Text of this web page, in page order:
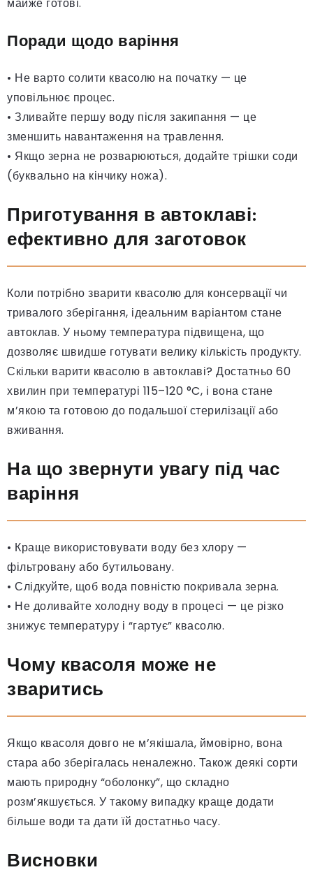
Поради щодо варіння
• Не варто солити квасолю на початку — це
уповільнює процес.
• Зливайте першу воду після закипання — це
зменшить навантаження на травлення.
• Якщо зерна не розварюються, додайте трішки соди
(буквально на кінчику ножа).
Приготування в автоклаві:
ефективно для заготовок
Коли потрібно зварити квасолю для консервації чи
тривалого зберігання, ідеальним варіантом стане
автоклав. У ньому температура підвищена, що
дозволяє швидше готувати велику кількість продукту.
Скільки варити квасолю в автоклаві? Достатньо 60
хвилин при температурі 115–120 °C, і вона стане
м’якою та готовою до подальшої стерилізації або
вживання.
На що звернути увагу під час
варіння
• Краще використовувати воду без хлору —
фільтровану або бутильовану.
• Слідкуйте, щоб вода повністю покривала зерна.
• Не доливайте холодну воду в процесі — це різко
знижує температуру і “гартує” квасолю.
Чому квасоля може не
зваритись
Якщо квасоля довго не м’якішала, ймовірно, вона
стара або зберігалась неналежно. Також деякі сорти
мають природну “оболонку”, що складно
розм’якшується. У такому випадку краще додати
більше води та дати їй достатньо часу.
Висновки